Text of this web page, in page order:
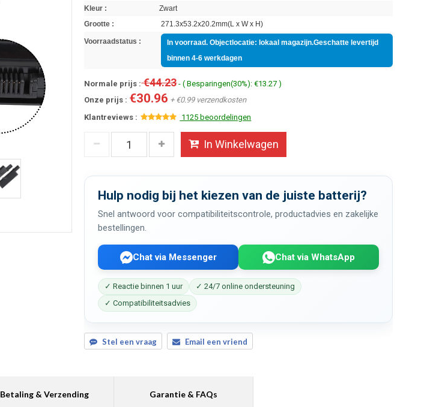
Kleur :
Zwart
Grootte :
271.3x53.2x20.2mm(L x W x H)
Voorraadstatus :
In voorraad. Objectlocatie: lokaal magazijn.Geschatte levertijd
binnen 4-6 werkdagen
Normale prijs :€44.23- ( Besparingen(30%): €13.27 )
Onze prijs : €30.96 + €0.99 verzendkosten
Klantreviews :
1125 beoordelingen
In Winkelwagen
Hulp nodig bij het kiezen van de juiste batterij?
Snel antwoord voor compatibiliteitscontrole, productadvies en zakelijke
bestellingen.
Chat via Messenger Chat via WhatsApp
✓ Reactie binnen 1 uur
✓ 24/7 online ondersteuning
✓ Compatibiliteitsadvies
Stel een vraag Email een vriend
Betaling & Verzending Garantie & FAQs